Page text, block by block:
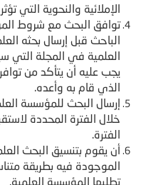
الإملائية والنحوية التي
توافق البحث مع شروط
الباحث قبل إرسال بحثه
العلمية في المجلة التي
يجب عليه أن يتأكد من
الذي قام به وأعده.
إرسال البحث للمؤسسة
خلال الفترة المحددة
الفترة.
أن يقوم بتنسيق البحث
الموجودة فيه بطريقة
تطلبها المؤسسة العلمية.